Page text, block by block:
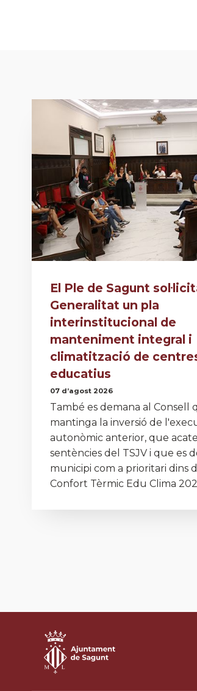
El Ple de Sagunt
Generalitat un pla
interinstitucional de
manteniment integral i
climatització de
educatius
07 d’agost 2026
També es demana al Consell
mantinga la inversió de
autonòmic anterior, que
sentències del TSJV i que es
municipi com a prioritari dins
Confort Tèrmic Edu Clima